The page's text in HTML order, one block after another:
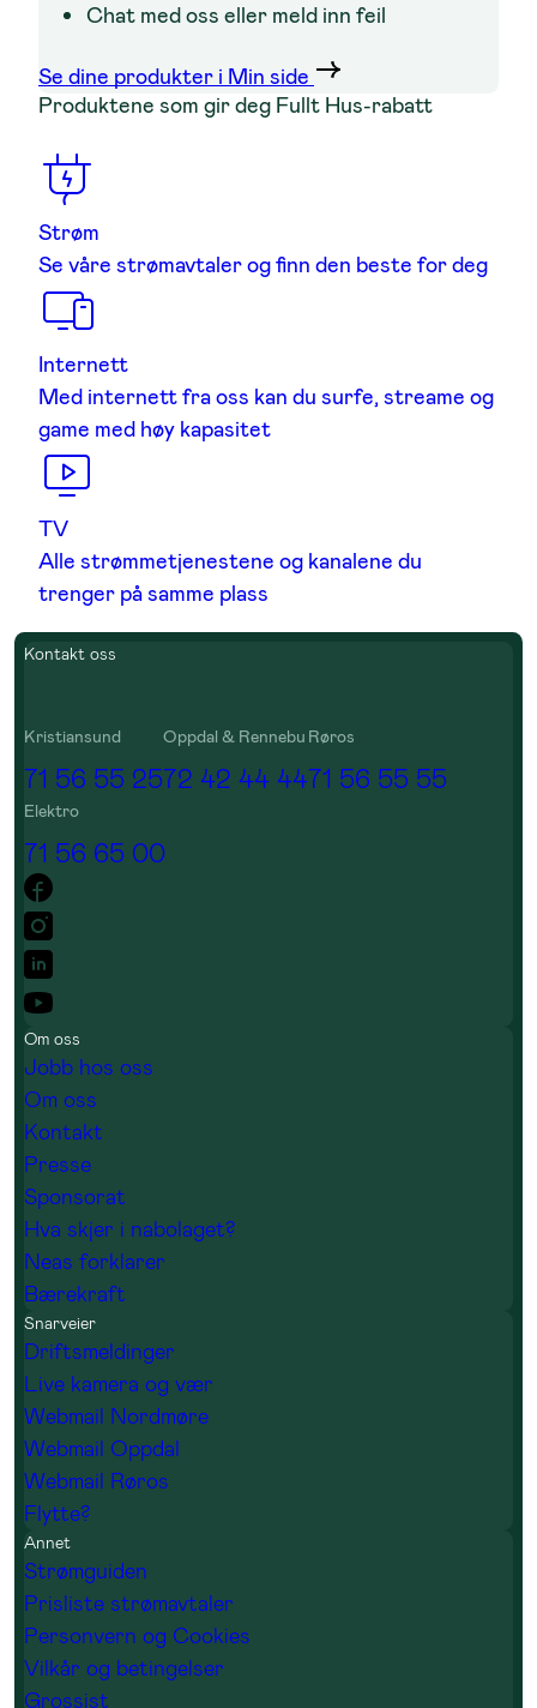
Chat med oss eller meld inn feil
Se dine produkter i Min side
Produktene som gir deg Fullt Hus-rabatt
Strøm
Se våre strømavtaler og finn den beste for deg
Internett
Med internett fra oss kan du surfe, streame og
game med høy kapasitet
TV
Alle strømmetjenestene og kanalene du
trenger på samme plass
Kontakt oss
Kristiansund
71 56 55 25
Oppdal & Rennebu
72 42 44 44
Røros
71 56 55 55
Elektro
71 56 65 00
Om oss
Jobb hos oss
Om oss
Kontakt
Presse
Sponsorat
Hva skjer i nabolaget?
Neas forklarer
Bærekraft
Snarveier
Driftsmeldinger
Live kamera og vær
Webmail Nordmøre
Webmail Oppdal
Webmail Røros
Flytte?
Annet
Strømguiden
Prisliste strømavtaler
Personvern og Cookies
Vilkår og betingelser
Grossist